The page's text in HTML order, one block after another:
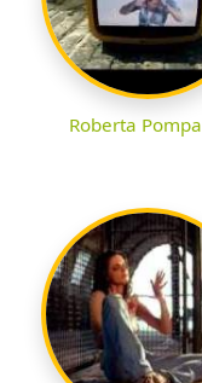
Roberta Pompa